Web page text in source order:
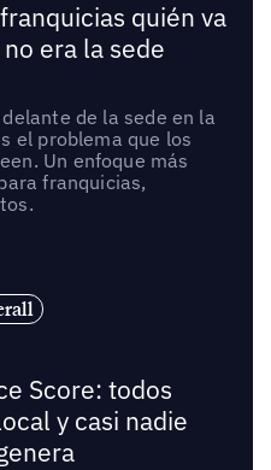
quién va
era la sede
de la sede en la
el problema que los
Un enfoque más
franquicias,
Score: todos
y casi nadie